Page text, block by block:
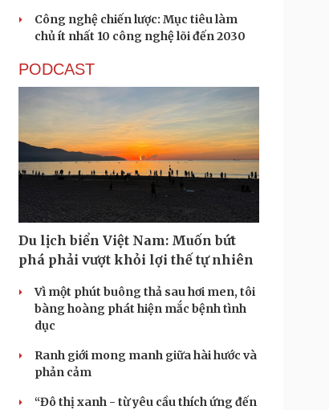
Công nghệ chiến lược: Mục tiêu làm
chủ ít nhất 10 công nghệ lõi đến 2030
PODCAST
Du lịch biển Việt Nam: Muốn bứt
phá phải vượt khỏi lợi thế tự nhiên
Vì một phút buông thả sau hơi men, tôi
bàng hoàng phát hiện mắc bệnh tình
dục
Ranh giới mong manh giữa hài hước và
phản cảm
“Đô thị xanh - từ yêu cầu thích ứng đến